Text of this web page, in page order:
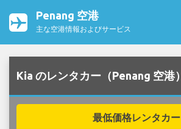
Penang 空港
主な空港情報およびサービス
Kia のレンタカー（Penang 空港）
最低価格レンタカー